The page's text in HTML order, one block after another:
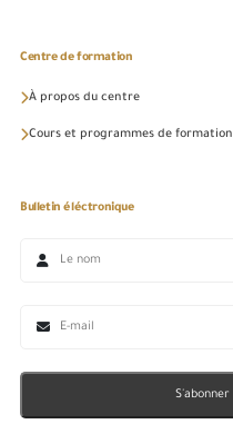
Centre de formation
À propos du centre
Cours et programmes de formation
Bulletin éléctronique
S'abonner